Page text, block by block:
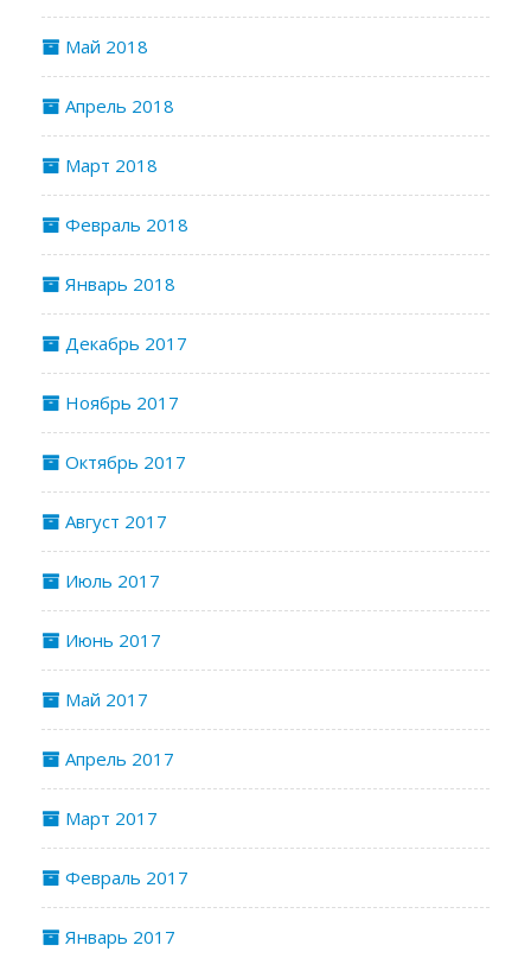
Май 2018
Апрель 2018
Март 2018
Февраль 2018
Январь 2018
Декабрь 2017
Ноябрь 2017
Октябрь 2017
Август 2017
Июль 2017
Июнь 2017
Май 2017
Апрель 2017
Март 2017
Февраль 2017
Январь 2017